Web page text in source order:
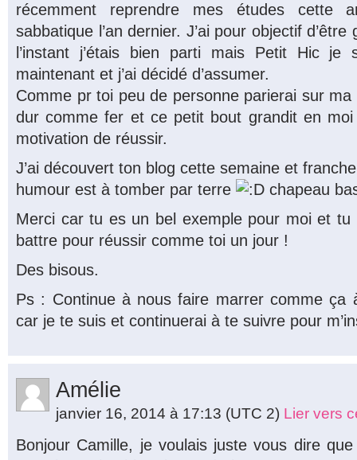
récemment reprendre mes études cette
sabbatique l’an dernier. J’ai pour objectif
l’instant j’étais bien parti mais Petit Hic
maintenant et j’ai décidé d’assumer.
Comme pr toi peu de personne parierai sur ma
dur comme fer et ce petit bout grandit en
motivation de réussir.
J’ai découvert ton blog cette semaine et
humour est à tomber par terre
chapeau
Merci car tu es un bel exemple pour moi et tu
battre pour réussir comme toi un jour !
Des bisous.
Ps : Continue à nous faire marrer comme ça
car je te suis et continuerai à te suivre pour
Amélie
janvier 16, 2014 à 17:13 (UTC 2) Lier vers
Bonjour Camille, je voulais juste vous dire